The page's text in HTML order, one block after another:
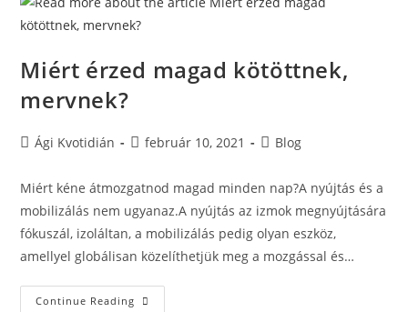
Miért érzed magad kötöttnek,
mervnek?
Ági Kvotidián február 10, 2021 Blog
Miért kéne átmozgatnod magad minden nap?A nyújtás és a
mobilizálás nem ugyanaz.A nyújtás az izmok megnyújtására
fókuszál, izoláltan, a mobilizálás pedig olyan eszköz,
amellyel globálisan közelíthetjük meg a mozgással és…
Continue Reading